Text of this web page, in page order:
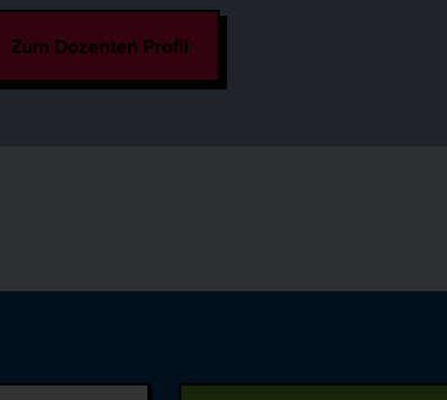
Zum Dozenten Profil